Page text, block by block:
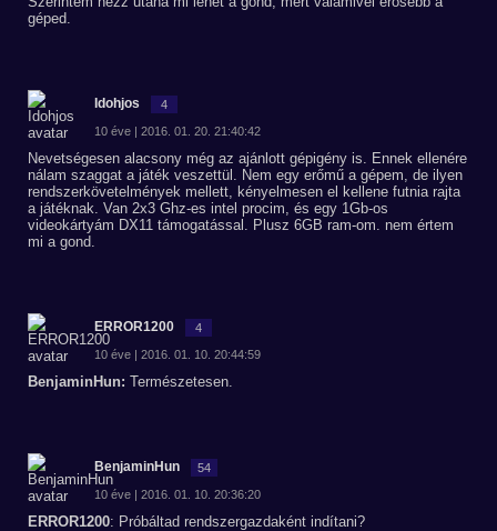
géped.
Idohjos 4
10 éve | 2016. 01. 20. 21:40:42
Nevetségesen alacsony még az ajánlott gépigény is. Ennek ellenére
nálam szaggat a játék veszettül. Nem egy erőmű a gépem, de ilyen
rendszerkövetelmények mellett, kényelmesen el kellene futnia rajta
a játéknak. Van 2x3 Ghz-es intel procim, és egy 1Gb-os
videokártyám DX11 támogatással. Plusz 6GB ram-om. nem értem
mi a gond.
ERROR1200 4
10 éve | 2016. 01. 10. 20:44:59
BenjaminHun: Természetesen.
BenjaminHun 54
10 éve | 2016. 01. 10. 20:36:20
ERROR1200: Próbáltad rendszergazdaként indítani?